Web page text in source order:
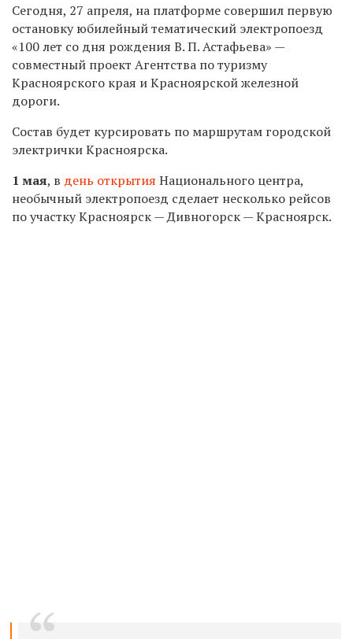
Сегодня, 27 апреля, на платформе совершил первую
остановку юбилейный тематический электропоезд
«100 лет со дня рождения В. П. Астафьева» —
совместный проект Агентства по туризму
Красноярского края и Красноярской железной
дороги.
Состав будет курсировать по маршрутам городской
электрички Красноярска.
1 мая, в день открытия Национального центра,
необычный электропоезд сделает несколько рейсов
по участку Красноярск — Дивногорск — Красноярск.